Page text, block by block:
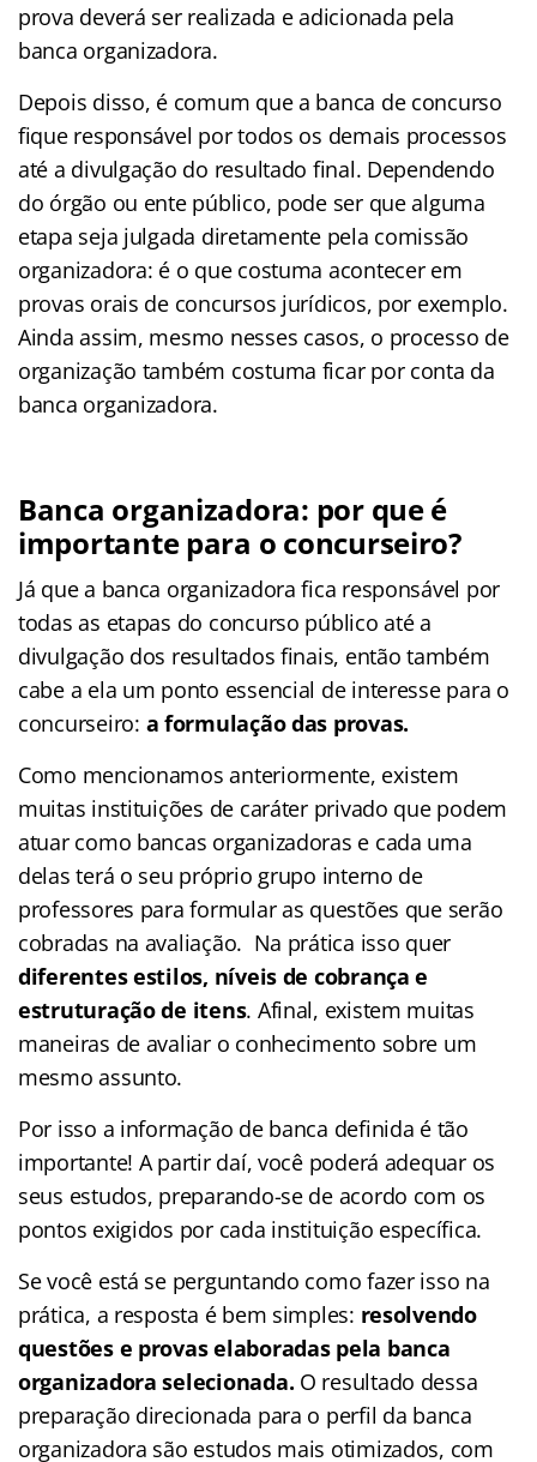
prova deverá ser realizada e adicionada pela
banca organizadora.
Depois disso, é comum que a banca de concurso
fique responsável por todos os demais processos
até a divulgação do resultado final. Dependendo
do órgão ou ente público, pode ser que alguma
etapa seja julgada diretamente pela comissão
organizadora: é o que costuma acontecer em
provas orais de concursos jurídicos, por exemplo.
Ainda assim, mesmo nesses casos, o processo de
organização também costuma ficar por conta da
banca organizadora.
Banca organizadora: por que é
importante para o concurseiro?
Já que a banca organizadora fica responsável por
todas as etapas do concurso público até a
divulgação dos resultados finais, então também
cabe a ela um ponto essencial de interesse para o
concurseiro: a formulação das provas.
Como mencionamos anteriormente, existem
muitas instituições de caráter privado que podem
atuar como bancas organizadoras e cada uma
delas terá o seu próprio grupo interno de
professores para formular as questões que serão
cobradas na avaliação. Na prática isso quer
diferentes estilos, níveis de cobrança e
estruturação de itens. Afinal, existem muitas
maneiras de avaliar o conhecimento sobre um
mesmo assunto.
Por isso a informação de banca definida é tão
importante! A partir daí, você poderá adequar os
seus estudos, preparando-se de acordo com os
pontos exigidos por cada instituição específica.
Se você está se perguntando como fazer isso na
prática, a resposta é bem simples: resolvendo
questões e provas elaboradas pela banca
organizadora selecionada. O resultado dessa
preparação direcionada para o perfil da banca
organizadora são estudos mais otimizados, com